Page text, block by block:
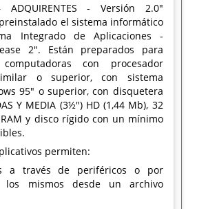
ADQUIRENTES - Versión 2.0"
el sistema informático
Integrado de Aplicaciones -
2". Están preparados para
con procesador
o superior, con sistema
95" o superior, con disquetera
Y MEDIA (3½") HD (1,44 Mb), 32
y disco rígido con un mínimo
permiten:
a través de periféricos o por
los mismos desde un archivo